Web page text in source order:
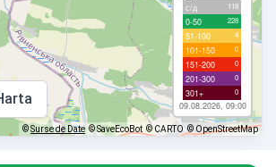
с/д 118
0-50 228
51-100 4
101-150 0
151-200 0
201-300 0
301+ 0
09.08.2026, 09:00
©Surse de Date © SaveEcoBot © CARTO © OpenStreetMap